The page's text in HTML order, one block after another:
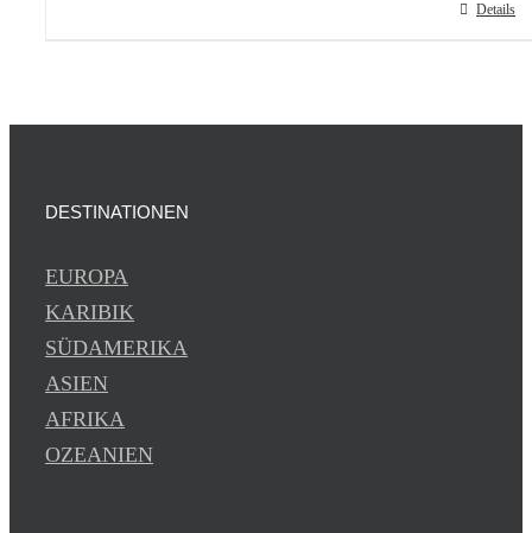
Details
DESTINATIONEN
EUROPA
KARIBIK
SÜDAMERIKA
ASIEN
AFRIKA
OZEANIEN